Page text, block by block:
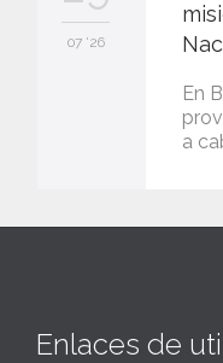
07 '26
En
a
Enlaces de